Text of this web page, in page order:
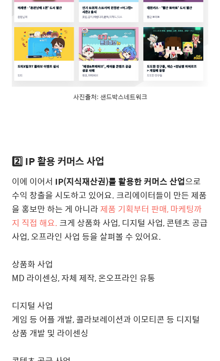
사진출처: 샌드박스네트워크
2️⃣ IP 활용 커머스 사업
이에 이어서 IP(지식재산권)를 활용한 커머스 산업으로
수익 창출을 시도하고 있어요. 크리에이터들이 만든 제품
을 홍보만 하는 게 아니라제품 기획부터 판매, 마케팅까
지 직접 해요. 크게 상품화 사업, 디지털 사업, 콘텐츠 공급
사업, 오프라인 사업 등을 살펴볼 수 있어요.
상품화 사업
MD 라이센싱, 자체 제작, 온오프라인 유통
디지털 사업
게임 등 어플 개발, 콜라보레이션과 이모티콘 등 디지털
상품 개발 및 라이센싱